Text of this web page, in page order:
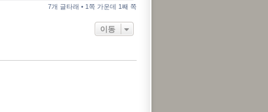
7개 글타래 • 1쪽 가운데 1째 쪽
이동